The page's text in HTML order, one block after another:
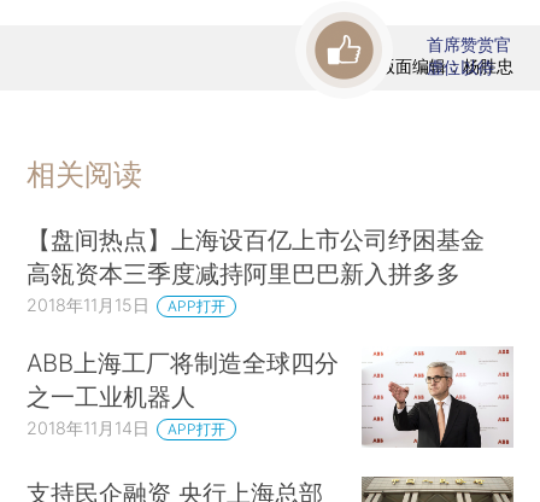
版面编辑：杨胜忠
首席赞赏官
虚位以待
相关阅读
【盘间热点】上海设百亿上市公司纾困基金
高瓴资本三季度减持阿里巴巴新入拼多多
2018年11月15日 APP打开
ABB上海工厂将制造全球四分
之一工业机器人
2018年11月14日 APP打开
支持民企融资 央行上海总部